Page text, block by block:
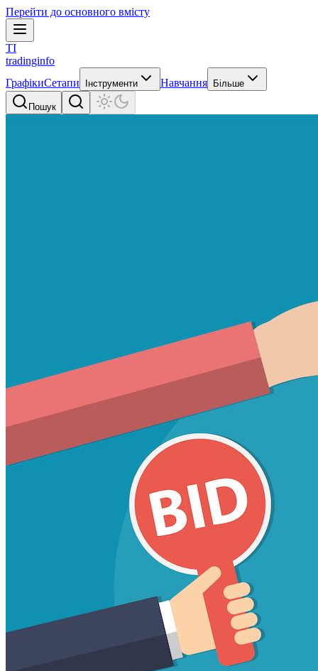
Перейти до основного вмісту
TI
tradinginfo
ГрафікиСетапи Інструменти Навчання Більше
Пошук